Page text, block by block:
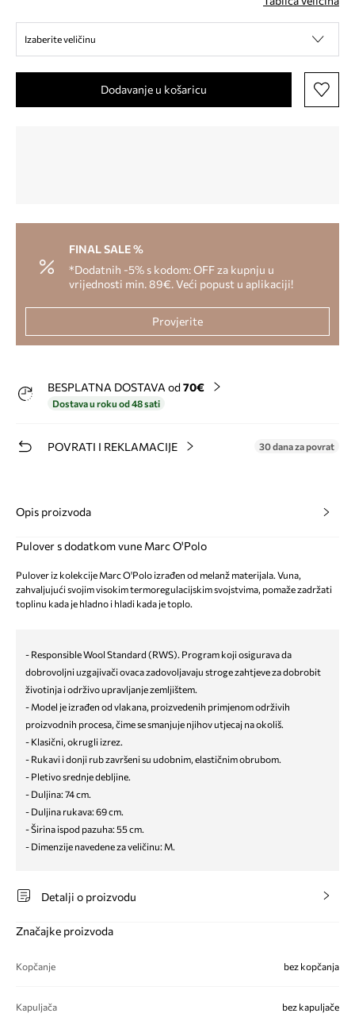
Izaberite veličinu
Dodavanje u košaricu
FINAL SALE %
*Dodatnih -5% s kodom: OFF za kupnju u
vrijednosti min. 89€. Veći popust u aplikaciji!
Provjerite
BESPLATNA DOSTAVA od 70€
Dostava u roku od 48 sati
POVRATI I REKLAMACIJE 30 dana za povrat
Opis proizvoda
Pulover s dodatkom vune Marc O'Polo
Pulover iz kolekcije Marc O'Polo izrađen od melanž materijala. Vuna,
zahvaljujući svojim visokim termoregulacijskim svojstvima, pomaže zadržati
toplinu kada je hladno i hladi kada je toplo.
- Responsible Wool Standard (RWS). Program koji osigurava da
dobrovoljni uzgajivači ovaca zadovoljavaju stroge zahtjeve za dobrobit
životinja i održivo upravljanje zemljištem.
- Model je izrađen od vlakana, proizvedenih primjenom održivih
proizvodnih procesa, čime se smanjuje njihov utjecaj na okoliš.
- Klasični, okrugli izrez.
- Rukavi i donji rub završeni su udobnim, elastičnim obrubom.
- Pletivo srednje debljine.
- Duljina: 74 cm.
- Duljina rukava: 69 cm.
- Širina ispod pazuha: 55 cm.
- Dimenzije navedene za veličinu: M.
Detalji o proizvodu
Značajke proizvoda
Kopčanje bez kopčanja
Kapuljača bez kapuljače